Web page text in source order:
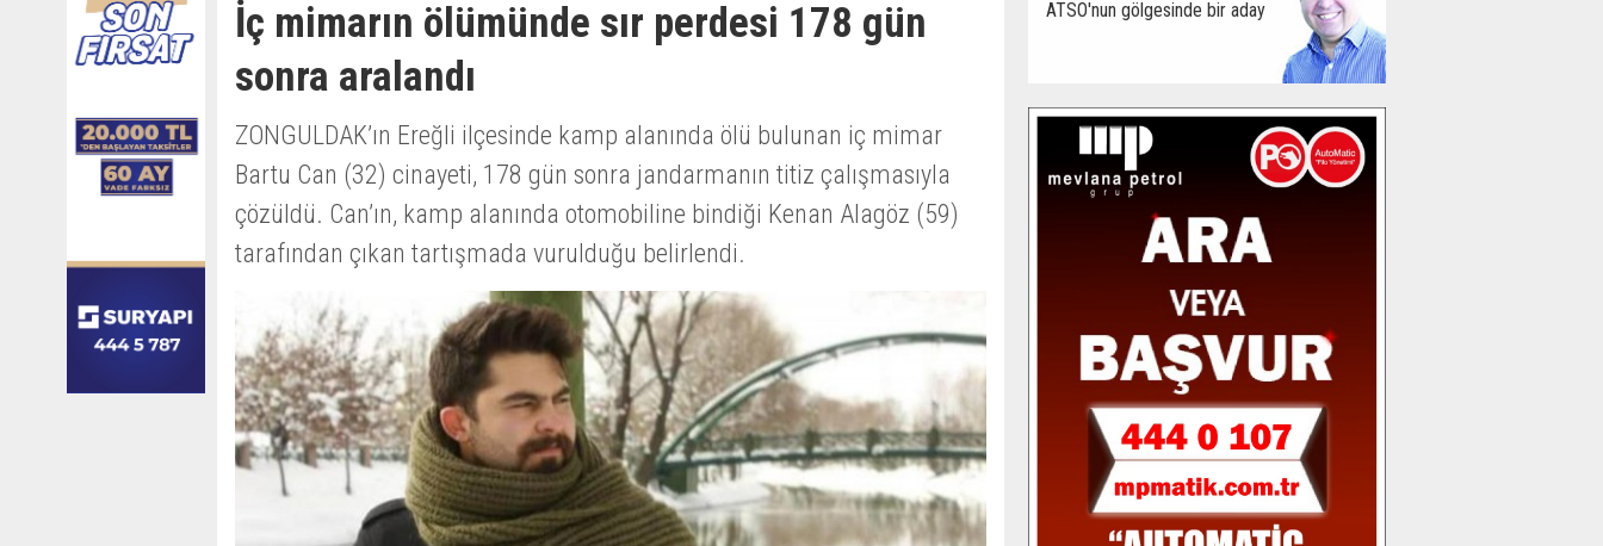
İç mimarın ölümünde sır perdesi 178 gün
sonra aralandı
ZONGULDAK’ın Ereğli ilçesinde kamp alanında ölü bulunan iç mimar
Bartu Can (32) cinayeti, 178 gün sonra jandarmanın titiz çalışmasıyla
çözüldü. Can’ın, kamp alanında otomobiline bindiği Kenan Alagöz (59)
tarafından çıkan tartışmada vurulduğu belirlendi.
ATSO'nun gölgesinde bir aday